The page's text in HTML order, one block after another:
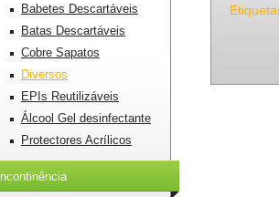
Babetes Descartáveis
Batas Descartáveis
Cobre Sapatos
Diversos
EPIs Reutilizáveis
Álcool Gel desinfectante
Protectores Acrílicos
Incontinência